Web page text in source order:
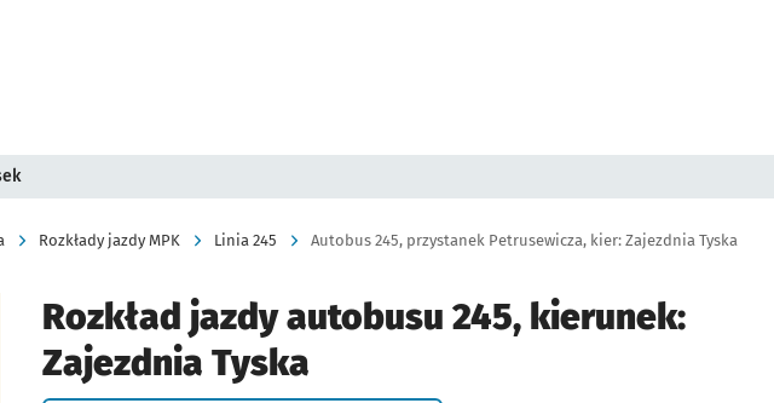
Rozkłady jazdy MPK Linia 245 Autobus 245, przystanek Petrusewicza, kier: Zajezdnia Tyska
Rozkład jazdy autobusu 245, kierunek:
Zajezdnia Tyska